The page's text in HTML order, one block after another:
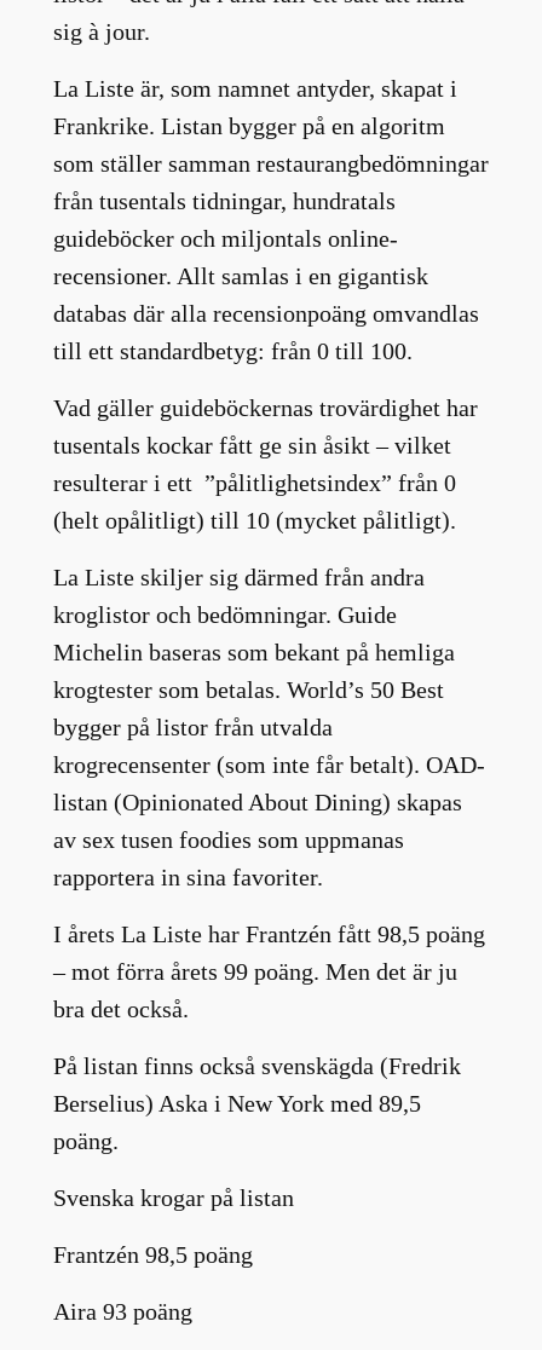
sig à jour.
La Liste är, som namnet antyder, skapat i
Frankrike. Listan bygger på en algoritm
som ställer samman restaurangbedömningar
från tusentals tidningar, hundratals
guideböcker och miljontals online-
recensioner. Allt samlas i en gigantisk
databas där alla recensionpoäng omvandlas
till ett standardbetyg: från 0 till 100.
Vad gäller guideböckernas trovärdighet har
tusentals kockar fått ge sin åsikt – vilket
resulterar i ett ”pålitlighetsindex” från 0
(helt opålitligt) till 10 (mycket pålitligt).
La Liste skiljer sig därmed från andra
kroglistor och bedömningar. Guide
Michelin baseras som bekant på hemliga
krogtester som betalas. World’s 50 Best
bygger på listor från utvalda
krogrecensenter (som inte får betalt). OAD-
listan (Opinionated About Dining) skapas
av sex tusen foodies som uppmanas
rapportera in sina favoriter.
I årets La Liste har Frantzén fått 98,5 poäng
– mot förra årets 99 poäng. Men det är ju
bra det också.
På listan finns också svenskägda (Fredrik
Berselius) Aska i New York med 89,5
poäng.
Svenska krogar på listan
Frantzén 98,5 poäng
Aira 93 poäng